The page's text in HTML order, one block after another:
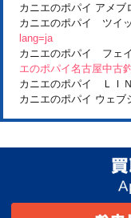
カニエのポパイ アメ
カニエのポパイ ツ
lang=ja
カニエのポパイ フェ
エのポパイ名古屋中古
カニエのポパイ ＬＩ
カニエのポパイ ウェ